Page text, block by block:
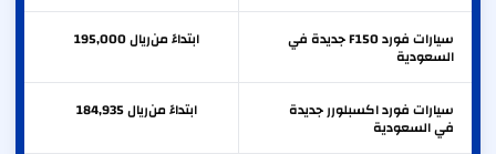
سيارات فورد F150 جديدة في
السعودية
ابتداءً من 195,000ريال
سيارات فورد اكسبلورر جديدة
في السعودية
ابتداءً من 184,935ريال